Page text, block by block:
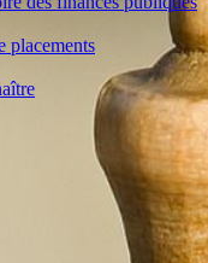
placements